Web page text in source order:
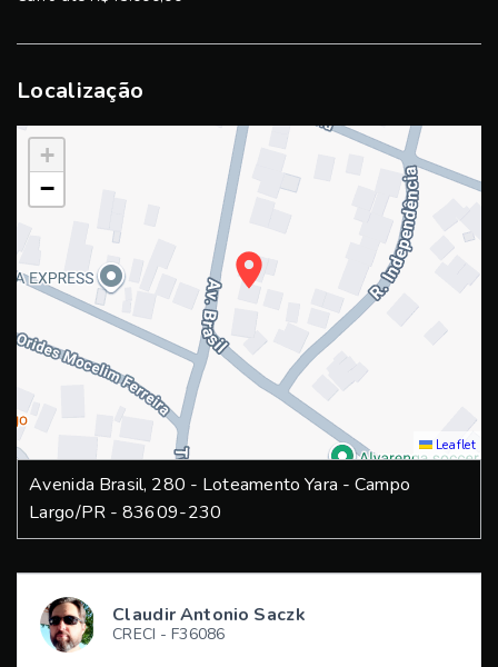
Claudir Antonio Saczk
CRECI - F36086
Localização
+
−
Leaflet
Avenida Brasil, 280 - Loteamento Yara - Campo
Largo/PR - 83609-230